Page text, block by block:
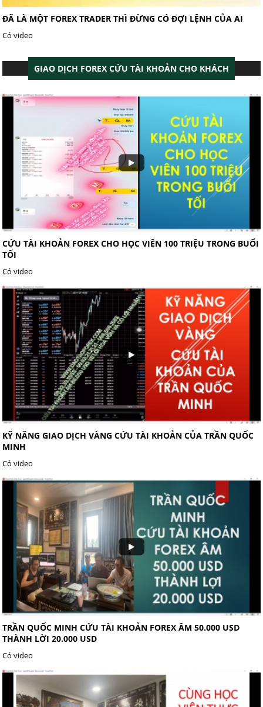
ĐÃ LÀ MỘT FOREX TRADER THÌ ĐỪNG CÓ ĐỢI LỆNH CỦA AI
Có video
GIAO DỊCH FOREX CỨU TÀI KHOẢN CHO KHÁCH
CỨU TÀI KHOẢN FOREX CHO HỌC VIÊN 100 TRIỆU TRONG BUỔI
TỐI
Có video
KỸ NĂNG GIAO DỊCH VÀNG CỨU TÀI KHOẢN CỦA TRẦN QUỐC
MINH
Có video
TRẦN QUỐC MINH CỨU TÀI KHOẢN FOREX ÂM 50.000 USD
THÀNH LỜI 20.000 USD
Có video